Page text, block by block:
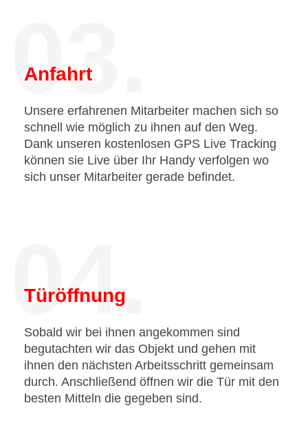
03.
Anfahrt
Unsere erfahrenen Mitarbeiter machen sich so
schnell wie möglich zu ihnen auf den Weg.
Dank unseren kostenlosen GPS Live Tracking
können sie Live über Ihr Handy verfolgen wo
sich unser Mitarbeiter gerade befindet.
04.
Türöffnung
Sobald wir bei ihnen angekommen sind
begutachten wir das Objekt und gehen mit
ihnen den nächsten Arbeitsschritt gemeinsam
durch. Anschließend öffnen wir die Tür mit den
besten Mitteln die gegeben sind.